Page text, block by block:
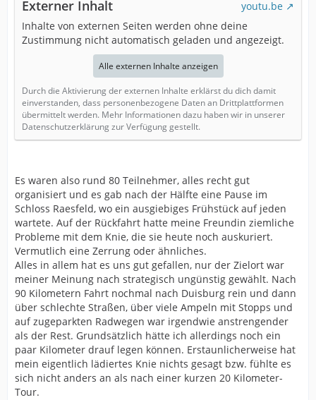
Externer Inhalt
youtu.be
Inhalte von externen Seiten werden ohne deine
Zustimmung nicht automatisch geladen und angezeigt.
Alle externen Inhalte anzeigen
Durch die Aktivierung der externen Inhalte erklärst du dich damit
einverstanden, dass personenbezogene Daten an Drittplattformen
übermittelt werden. Mehr Informationen dazu haben wir in unserer
Datenschutzerklärung zur Verfügung gestellt.
Es waren also rund 80 Teilnehmer, alles recht gut
organisiert und es gab nach der Hälfte eine Pause im
Schloss Raesfeld, wo ein ausgiebiges Frühstück auf jeden
wartete. Auf der Rückfahrt hatte meine Freundin ziemliche
Probleme mit dem Knie, die sie heute noch auskuriert.
Vermutlich eine Zerrung oder ähnliches.
Alles in allem hat es uns gut gefallen, nur der Zielort war
meiner Meinung nach strategisch ungünstig gewählt. Nach
90 Kilometern Fahrt nochmal nach Duisburg rein und dann
über schlechte Straßen, über viele Ampeln mit Stopps und
auf zugeparkten Radwegen war irgendwie anstrengender
als der Rest. Grundsätzlich hätte ich allerdings noch ein
paar Kilometer drauf legen können. Erstaunlicherweise hat
mein eigentlich lädiertes Knie nichts gesagt bzw. fühlte es
sich nicht anders an als nach einer kurzen 20 Kilometer-
Tour.